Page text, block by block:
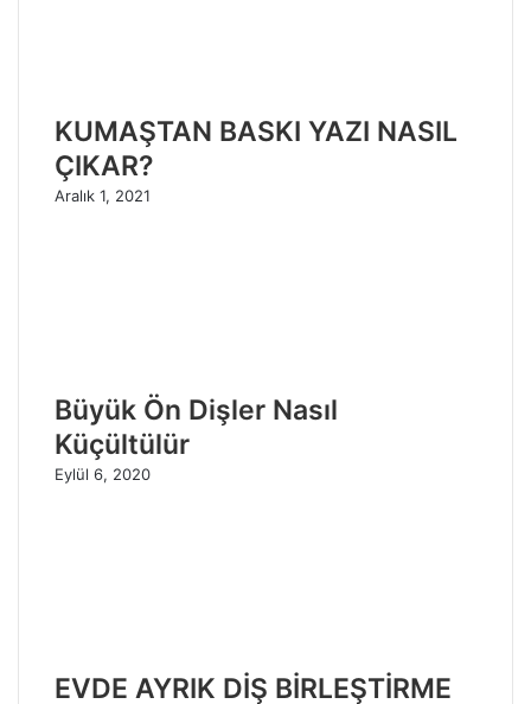
KUMAŞTAN BASKI YAZI NASIL
ÇIKAR?
Aralık 1, 2021
Büyük Ön Dişler Nasıl
Küçültülür
Eylül 6, 2020
EVDE AYRIK DİŞ BİRLEŞTİRME